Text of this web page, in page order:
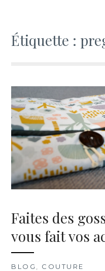
Étiquette :
Faites des
vous fait vos
BLOG COUTURE